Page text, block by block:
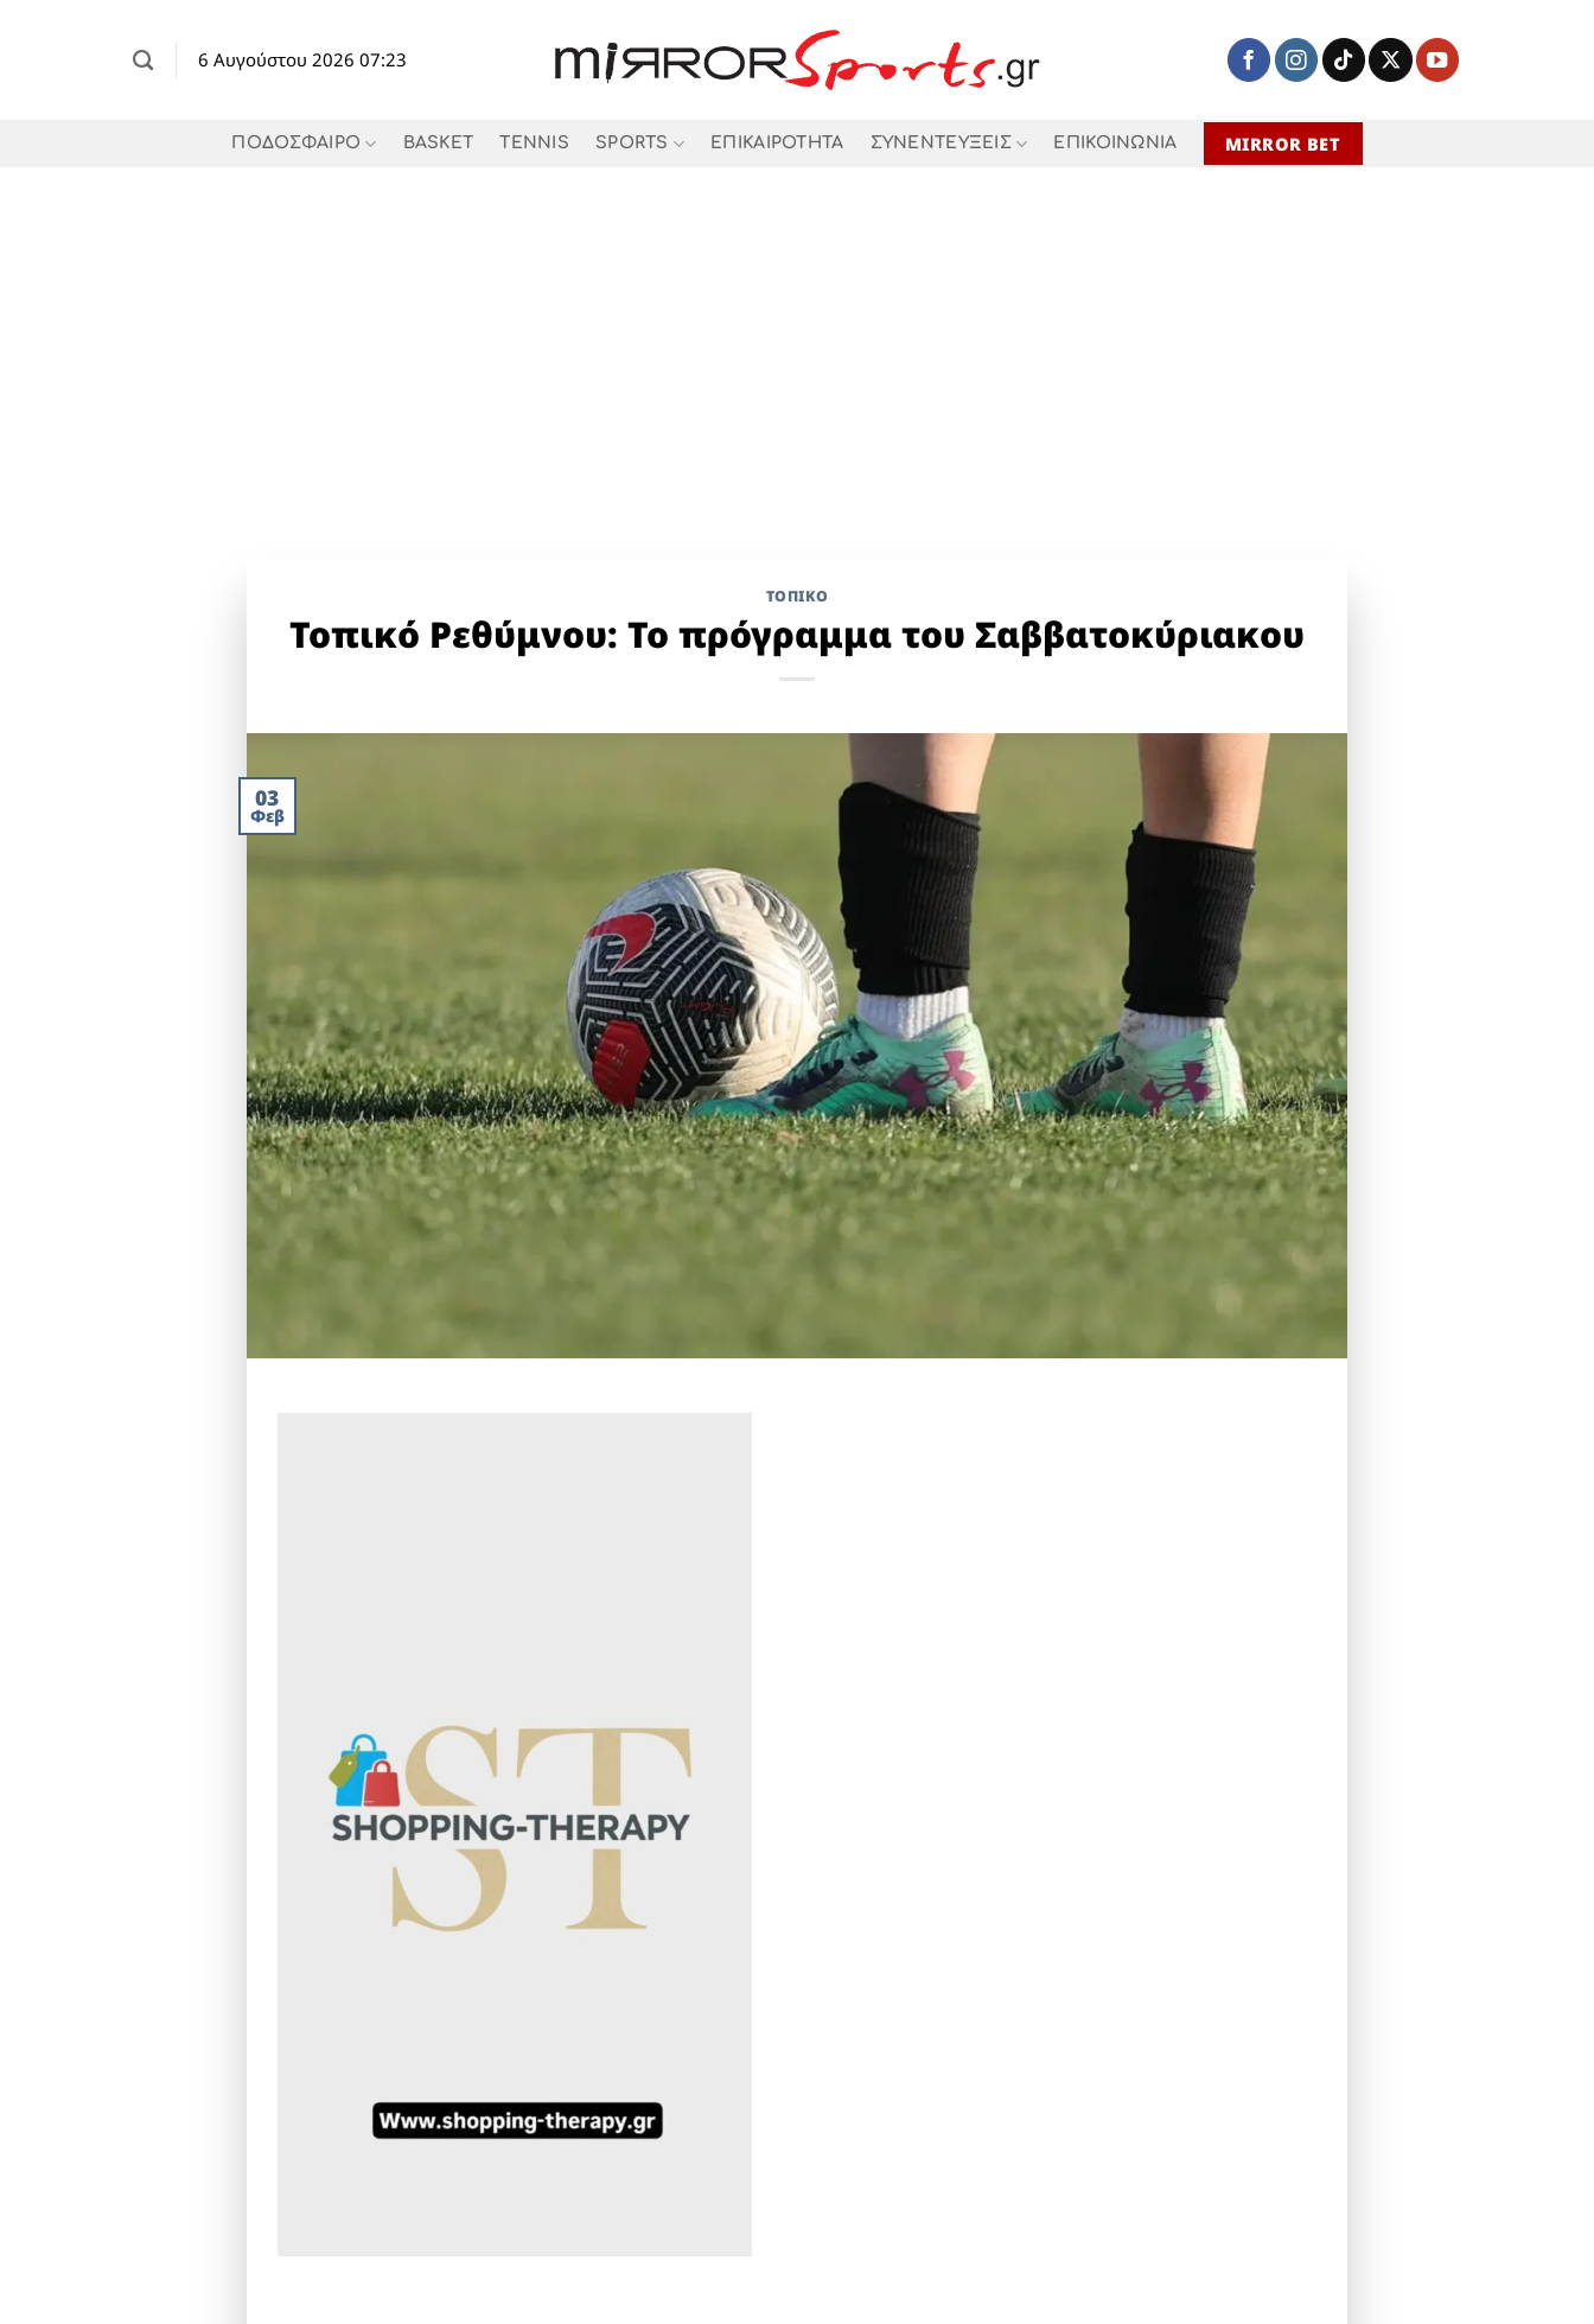
6 Αυγούστου 2026 07:23
ΠΟΔΟΣΦΑΙΡΟ BASKET TENNIS SPORTS ΕΠΙΚΑΙΡΟΤΗΤΑ ΣΥΝΕΝΤΕΥΞΕΙΣ ΕΠΙΚΟΙΝΩΝΙΑ MIRROR BET
ΤΟΠΙΚΌ
Τοπικό Ρεθύμνου: Το πρόγραμμα του Σαββατοκύριακου
03
Φεβ